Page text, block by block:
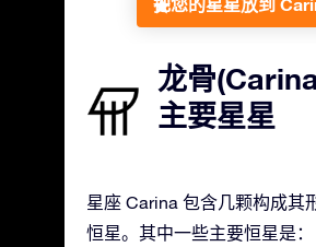
把您的星星放到
龙骨
主要星星
星座 Carina 包含几颗构成其
恒星。其中一些主要恒星是：